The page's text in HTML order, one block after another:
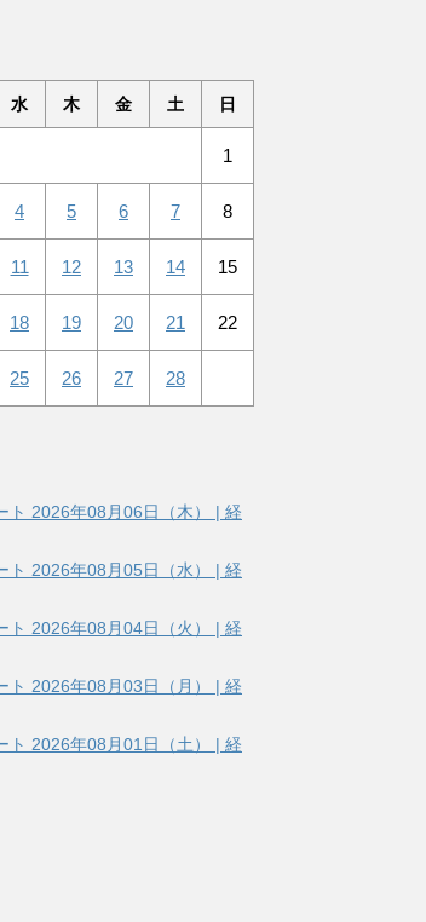
水 木 金 土 日
1
4 5 6 7 8
11 12 13 14 15
18 19 20 21 22
25 26 27
28
ト 2026年08月06日（木） | 経
ト 2026年08月05日（水） | 経
ト 2026年08月04日（火） | 経
ト 2026年08月03日（月） | 経
ト 2026年08月01日（土） | 経